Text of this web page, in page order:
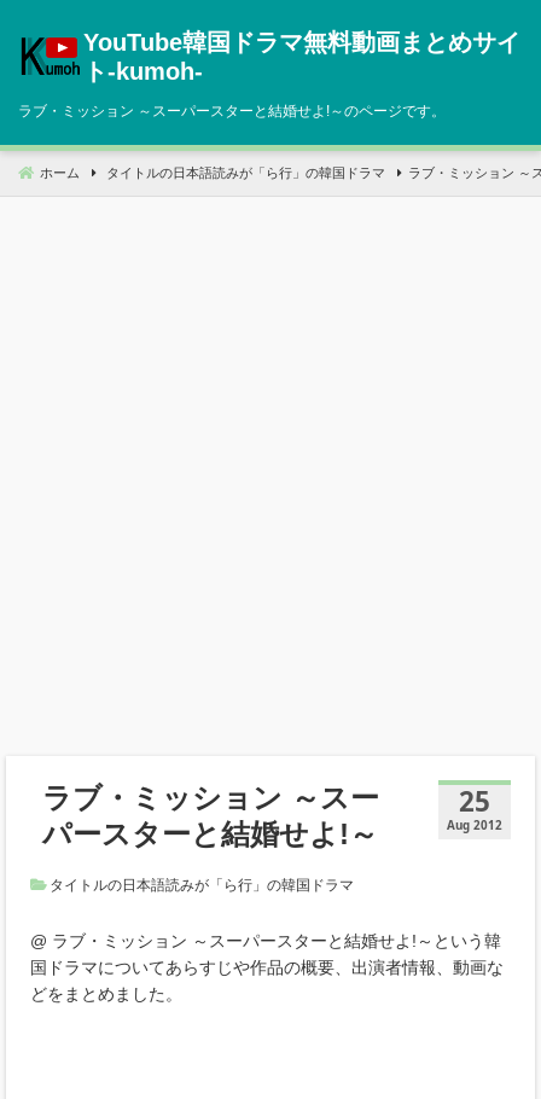
へ
動
YouTube韓国ドラマ無料動画まとめサイ
ト‐kumoh‐
ラブ・ミッション ～スーパースターと結婚せよ!～のページです。
ホーム タイトルの日本語読みが「ら行」の韓国ドラマ ラブ・ミッション ～
25
Aug 2012
ラブ・ミッション ～スー
パースターと結婚せよ!～
タイトルの日本語読みが「ら行」の韓国ドラマ
@ ラブ・ミッション ～スーパースターと結婚せよ!～という韓
国ドラマについてあらすじや作品の概要、出演者情報、動画な
どをまとめました。